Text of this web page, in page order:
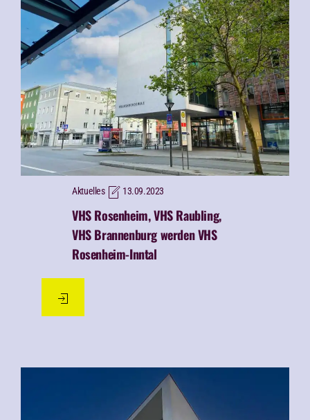
Aktuelles 13.09.2023
VHS Rosenheim, VHS Raubling,
VHS Brannenburg werden VHS
Rosenheim-Inntal